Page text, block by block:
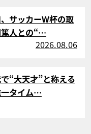
サッカーW杯の取
篤人との“…
2026.08.06
“大天才”と称える
一タイム…